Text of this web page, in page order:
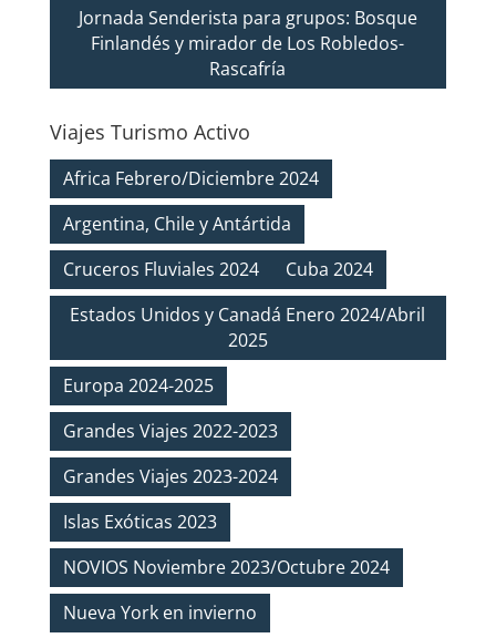
Jornada Senderista para grupos: Bosque
Finlandés y mirador de Los Robledos-
Rascafría
Viajes Turismo Activo
Africa Febrero/Diciembre 2024
Argentina, Chile y Antártida
Cruceros Fluviales 2024
Cuba 2024
Estados Unidos y Canadá Enero 2024/Abril
2025
Europa 2024-2025
Grandes Viajes 2022-2023
Grandes Viajes 2023-2024
Islas Exóticas 2023
NOVIOS Noviembre 2023/Octubre 2024
Nueva York en invierno